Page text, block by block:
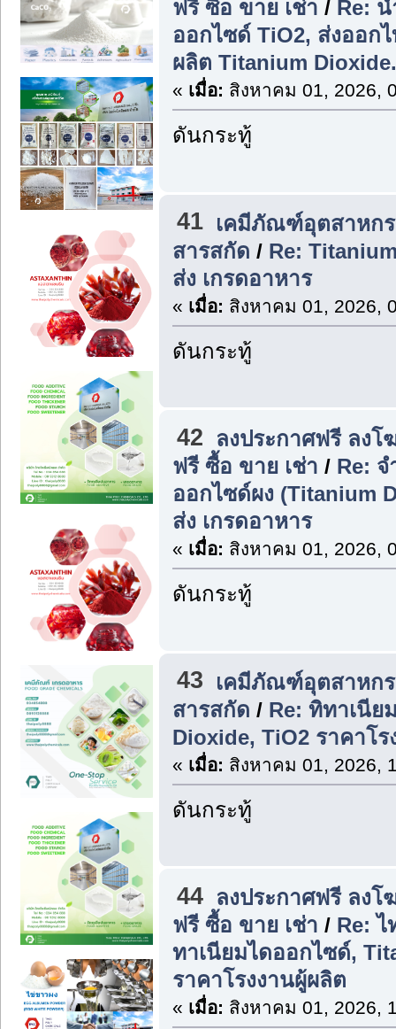
ฟรี ซื้อ ขาย เช่า / Re:
ออกไซด์ TiO2, ส่งออก
ผลิต Titanium Dioxide.
« เมื่อ: สิงหาคม 01, 2026,
ดันกระทู้
41 เคมีภัณฑ์อุตสาหกร
สารสกัด / Re:
ส่ง เกรดอาหาร
« เมื่อ: สิงหาคม 01, 2026,
ดันกระทู้
42
ลงประกาศฟรี ลง
ฟรี ซื้อ ขาย เช่า / Re: จ
ออกไซด์ผง (Titanium
ส่ง เกรดอาหาร
« เมื่อ: สิงหาคม 01, 2026,
ดันกระทู้
43
เคมีภัณฑ์อุตสาหกร
สารสกัด / Re: ทิทาเนีย
Dioxide, TiO2 ราคาโ
« เมื่อ: สิงหาคม 01, 2026,
ดันกระทู้
44 ลงประกาศฟรี ลง
ฟรี ซื้อ ขาย เช่า / Re:
ทาเนียมไดออกไซด์,
ราคาโรงงานผู้ผลิต
« เมื่อ: สิงหาคม 01, 2026,